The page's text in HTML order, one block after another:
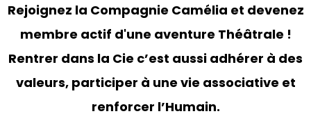
Rejoignez la Compagnie Camélia et devenez
membre actif d'une aventure Théâtrale !
Rentrer dans la Cie c’est aussi adhérer à des
valeurs, participer à une vie associative et
renforcer l’Humain.